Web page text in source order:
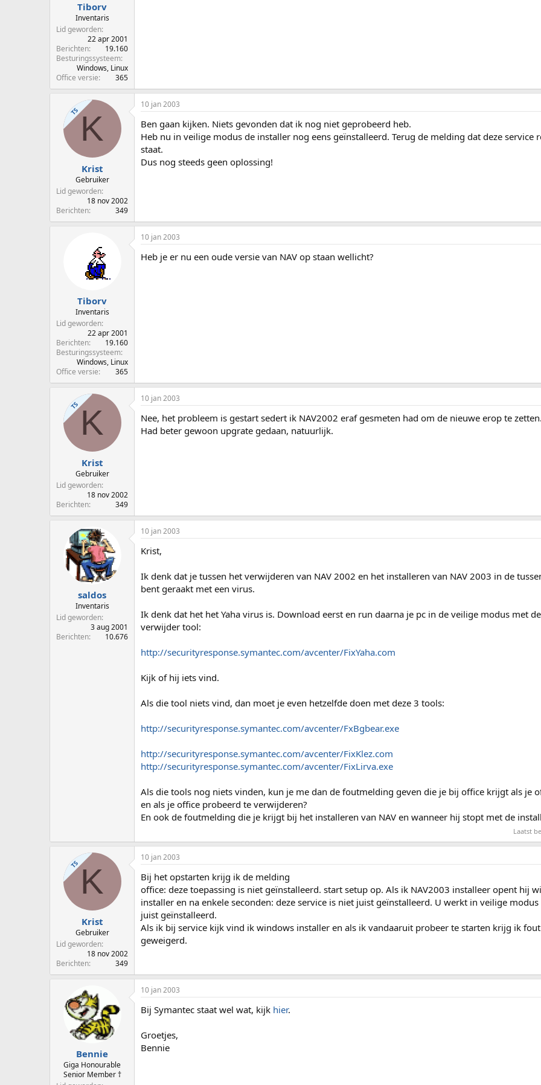
Tiborv
Inventaris
Lid geworden
22 apr 2001
Berichten
19.160
Besturingssysteem
Windows, Linux
Office versie
365
TS K
Krist
Gebruiker
Lid geworden
18 nov 2002
Berichten
349
10 jan 2003
Ben gaan kijken. Niets gevonden dat ik nog niet geprobeerd heb.
Heb nu in veilige modus de installer nog eens geïnstalleerd. Terug de melding dat deze service
staat.
Dus nog steeds geen oplossing!
Tiborv
Inventaris
Lid geworden
22 apr 2001
Berichten
19.160
Besturingssysteem
Windows, Linux
Office versie
365
10 jan 2003
Heb je er nu een oude versie van NAV op staan wellicht?
TS K
Krist
Gebruiker
Lid geworden
18 nov 2002
Berichten
349
10 jan 2003
Nee, het probleem is gestart sedert ik NAV2002 eraf gesmeten had om de nieuwe erop te zetten.
Had beter gewoon upgrate gedaan, natuurlijk.
saldos
Inventaris
Lid geworden
3 aug 2001
Berichten
10.676
10 jan 2003
Krist,
Ik denk dat je tussen het verwijderen van NAV 2002 en het installeren van NAV 2003 in de
bent geraakt met een virus.
Ik denk dat het het Yaha virus is. Download eerst en run daarna je pc in de veilige modus met
verwijder tool:
http://securityresponse.symantec.com/avcenter/FixYaha.com
Kijk of hij iets vind.
Als die tool niets vind, dan moet je even hetzelfde doen met deze 3 tools:
http://securityresponse.symantec.com/avcenter/FxBgbear.exe
http://securityresponse.symantec.com/avcenter/FixKlez.com
http://securityresponse.symantec.com/avcenter/FixLirva.exe
Als die tools nog niets vinden, kun je me dan de foutmelding geven die je bij office krijgt als je
en als je office probeerd te verwijderen?
En ook de foutmelding die je krijgt bij het installeren van NAV en wanneer hij stopt met de
Laatst
TS K
Krist
Gebruiker
Lid geworden
18 nov 2002
Berichten
349
10 jan 2003
Bij het opstarten krijg ik de melding
office: deze toepassing is niet geïnstalleerd. start setup op. Als ik NAV2003 installeer opent hij
installer en na enkele seconden: deze service is niet juist geïnstalleerd. U werkt in veilige
juist geïnstalleerd.
Als ik bij service kijk vind ik windows installer en als ik vandaaruit probeer te starten krijg ik
geweigerd.
Bennie
Giga Honourable
Senior Member †
10 jan 2003
Bij Symantec staat wel wat, kijk hier.
Groetjes,
Bennie